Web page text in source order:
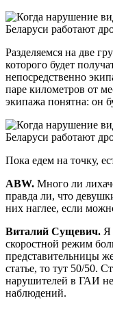
Разделяемся на две
которого будет
непосредственно
паре километров от
экипажа понятна: он
Пока едем на точку,
ABW. Много ли
правда ли, что
них наглее, если
Виталий Сущевич. Я
скоростной режим
представительницы
статье, то тут 50/50.
нарушителей в ГАИ
наблюдений.